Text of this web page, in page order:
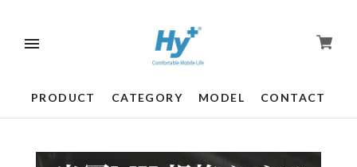
PRODUCT CATEGORY MODEL CONTACT